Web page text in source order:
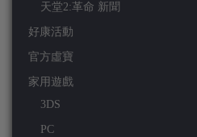
天堂2:革命 新聞
好康活動
官方虛寶
家用遊戲
3DS
PC